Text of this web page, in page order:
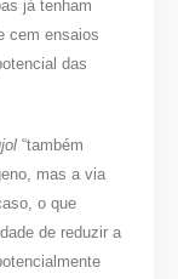
já tenham
cem ensaios
das
“também
mas a via
o que
de reduzir a